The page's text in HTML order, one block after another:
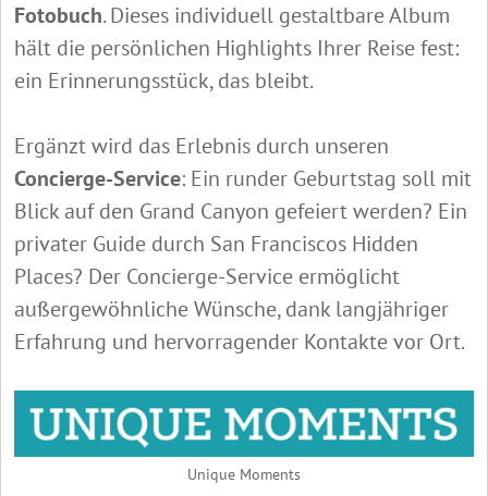
Fotobuch. Dieses individuell gestaltbare Album
hält die persönlichen Highlights Ihrer Reise fest:
ein Erinnerungsstück, das bleibt.
Ergänzt wird das Erlebnis durch unseren
Concierge-Service: Ein runder Geburtstag soll mit
Blick auf den Grand Canyon gefeiert werden? Ein
privater Guide durch San Franciscos Hidden
Places? Der Concierge-Service ermöglicht
außergewöhnliche Wünsche, dank langjähriger
Erfahrung und hervorragender Kontakte vor Ort.
Unique Moments